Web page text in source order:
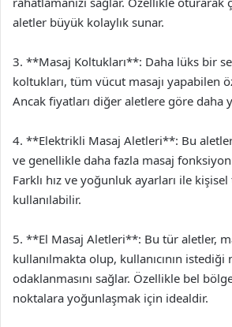
aletler büyük kolaylık sunar.
3. **Masaj Koltukları**: Daha lüks bir
koltukları, tüm vücut masajı yapabilen
Ancak fiyatları diğer aletlere göre daha
4. **Elektrikli Masaj Aletleri**: Bu
ve genellikle daha fazla masaj
Farklı hız ve yoğunluk ayarları ile
kullanılabilir.
5. **El Masaj Aletleri**: Bu tür aletler,
kullanılmakta olup, kullanıcının
odaklanmasını sağlar. Özellikle bel
noktalara yoğunlaşmak için idealdir.